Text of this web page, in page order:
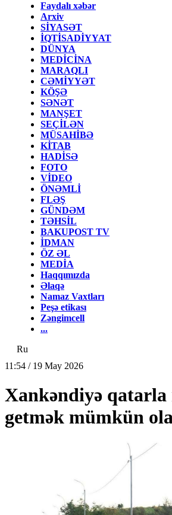
Faydalı xəbər
Arxiv
SİYASƏT
İQTİSADİYYAT
DÜNYA
MEDİCİNA
MARAQLI
CƏMİYYƏT
KÖŞƏ
SƏNƏT
MANŞET
SEÇİLƏN
MÜSAHİBƏ
KİTAB
HADİSƏ
FOTO
VİDEO
ÖNƏMLİ
FLƏŞ
GÜNDƏM
TƏHSİL
BAKUPOST TV
İDMAN
ÖZ ƏL
MEDİA
Haqqımızda
Əlaqə
Namaz Vaxtları
Peşə etikası
Zəngimcell
...
Ru
11:54 / 19 May 2026
Xankəndiyə qatarla
getmək mümkün